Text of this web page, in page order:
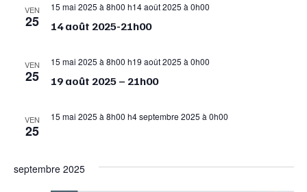
VEN
25 14 août 2025-21h00
15 mai 2025 à 8h00 h14 août 2025 à 0h00
VEN
25 19 août 2025 – 21h00
15 mai 2025 à 8h00 h19 août 2025 à 0h00
VEN
25
15 mai 2025 à 8h00 h4 septembre 2025 à 0h00
septembre 2025